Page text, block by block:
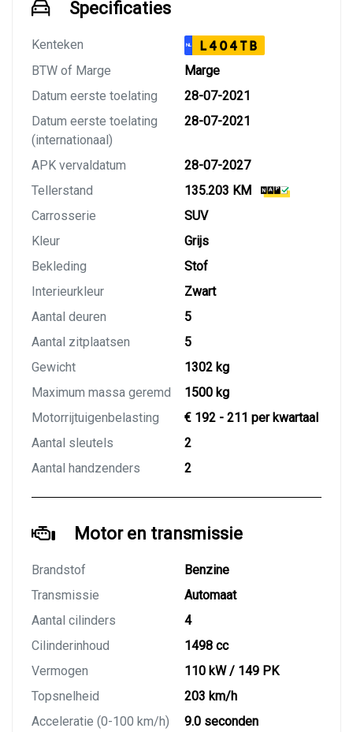
Specificaties
Kenteken NL L404TB
BTW of Marge
Marge
Datum eerste toelating
28-07-2021
Datum eerste toelating
(internationaal)
28-07-2021
APK vervaldatum
28-07-2027
Tellerstand
135.203 KM
Carrosserie
SUV
Kleur
Grijs
Bekleding
Stof
Interieurkleur
Zwart
Aantal deuren
5
Aantal zitplaatsen
5
Gewicht
1302 kg
Maximum massa geremd
1500 kg
Motorrijtuigenbelasting
€ 192 - 211 per kwartaal
Aantal sleutels
2
Aantal handzenders
2
Motor en transmissie
Brandstof
Benzine
Transmissie
Automaat
Aantal cilinders
4
Cilinderinhoud
1498 cc
Vermogen
110 kW / 149 PK
Topsnelheid
203 km/h
Acceleratie (0-100 km/h)
9.0 seconden